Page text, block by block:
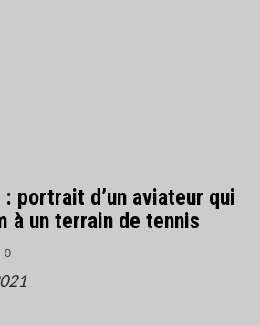
: portrait d’un aviateur qui
à un terrain de tennis
0